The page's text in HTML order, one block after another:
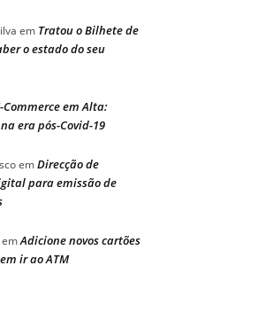
em Tratou o Bilhete de
o estado do seu
Commerce em Alta:
era pós-Covid-19
emDirecção de
para emissão de
emAdicione novos cartões
ir ao ATM